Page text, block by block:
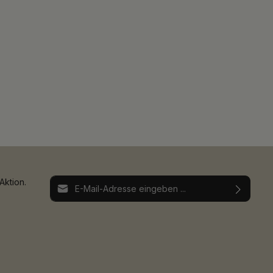
E-Mail-Adresse*